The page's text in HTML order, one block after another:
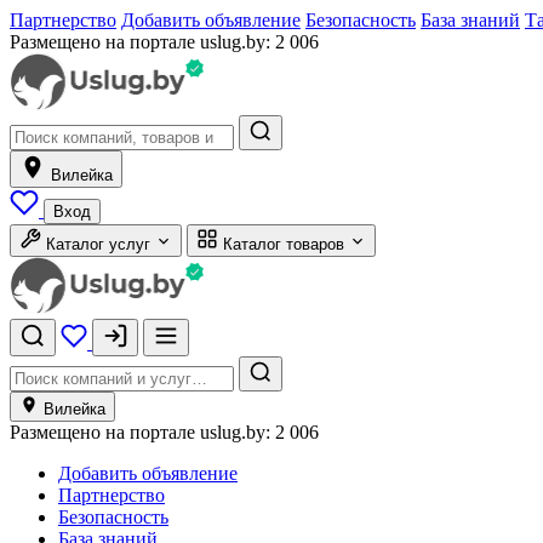
Партнерство Добавить объявление Безопасность База знаний
Размещено на портале uslug.by: 2 006
Вилейка
Вход
Каталог услуг
Каталог товаров
Вилейка
Размещено на портале uslug.by: 2 006
Добавить объявление
Партнерство
Безопасность
База знаний